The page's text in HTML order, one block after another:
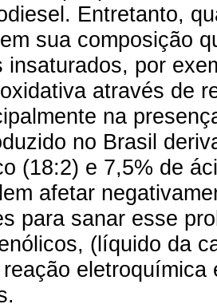
Entretanto,
sua composição
insaturados, por
através de
na
no Brasil
(18:2) e 7,5% de
afetar
para sanar esse
(líquido da